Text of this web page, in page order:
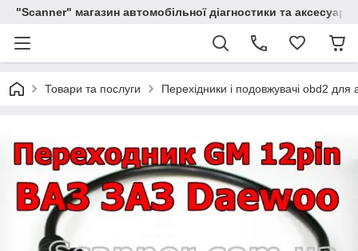
"Scanner" магазин автомобільної діагностики та аксесуарів
Товари та послуги Перехідники і подовжувачі obd2 для